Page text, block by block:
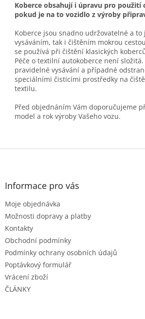
Koberce obsahují i úpravu pro použití
pokud je na to vozidlo z výroby
Koberce jsou snadno udržovatelné a to
vysáváním, tak i čištěním mokrou
se používá při čištění klasických
Péče o textilní autokoberce není složitá.
pravidelné vysávání a případné
speciálními čisticími prostředky na
textilu.
Před objednáním Vám doporučujeme
model a rok výroby Vašeho vozu.
Z
Informace pro vás
Moje objednávka
Možnosti dopravy a platby
Kontakty
Obchodní podmínky
Podmínky ochrany osobních údajů
Poptávkový formulář
Vrácení zboží
ČLÁNKY